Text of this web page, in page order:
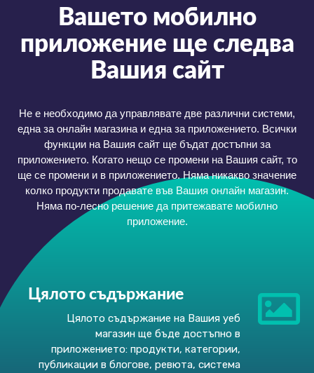
Вашето мобилно
приложение ще следва
Вашия сайт
Не е необходимо да управлявате две различни системи,
една за онлайн магазина и една за приложението. Всички
функции на Вашия сайт ще бъдат достъпни за
приложението. Когато нещо се промени на Вашия сайт, то
ще се промени и в приложението. Няма никакво значение
колко продукти продавате във Вашия онлайн магазин.
Няма по-лесно решение да притежавате мобилно
приложение.
Цялото съдържание
Цялото съдържание на Вашия уеб
магазин ще бъде достъпно в
приложението: продукти, категории,
публикации в блогове, ревюта, система